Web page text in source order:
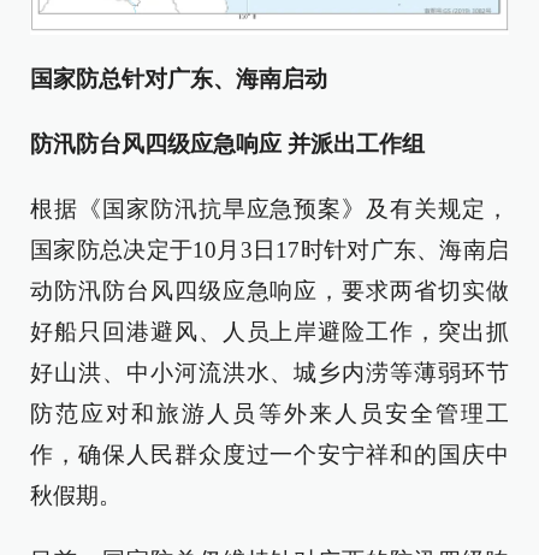
国家防总针对广东、海南启动
防汛防台风四级应急响应 并派出工作组
根据《国家防汛抗旱应急预案》及有关规定，
国家防总决定于10月3日17时针对广东、海南启
动防汛防台风四级应急响应，要求两省切实做
好船只回港避风、人员上岸避险工作，突出抓
好山洪、中小河流洪水、城乡内涝等薄弱环节
防范应对和旅游人员等外来人员安全管理工
作，确保人民群众度过一个安宁祥和的国庆中
秋假期。